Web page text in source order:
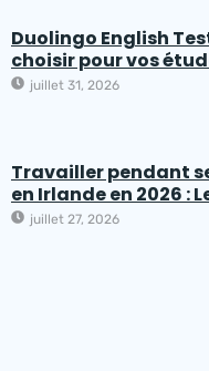
Duolingo English
choisir pour vos
juillet 31, 2026
Travailler pendant
en Irlande en 2026 :
juillet 27, 2026